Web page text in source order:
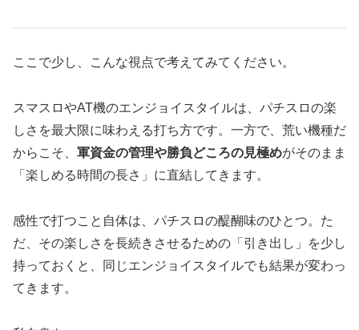
ここで少し、こんな視点で考えてみてください。
スマスロやAT機のエンジョイスタイルは、パチスロの楽
しさを最大限に味わえる打ち方です。一方で、荒い機種だ
からこそ、 軍資金の管理や勝負どころの見極めがそのまま
「楽しめる時間の長さ」に直結してきます。
感性で打つこと自体は、パチスロの醍醐味のひとつ。た
だ、その楽しさを長続きさせるための「引き出し」を少し
持っておくと、同じエンジョイスタイルでも結果が変わっ
てきます。